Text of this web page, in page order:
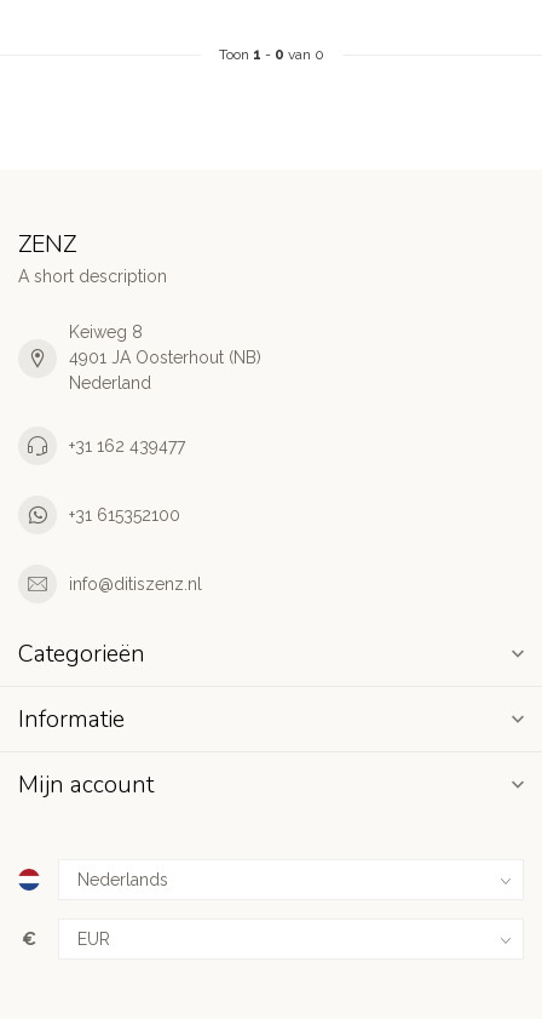
Toon 1 - 0 van 0
ZENZ
A short description
Keiweg 8
4901 JA Oosterhout (NB)
Nederland
+31 162 439477
+31 615352100
info@ditiszenz.nl
Categorieën
Informatie
Mijn account
€